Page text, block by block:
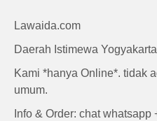
Lawaida.com
Daerah Istimewa
Kami *hanya Online*. tidak
umum.
Info & Order: chat